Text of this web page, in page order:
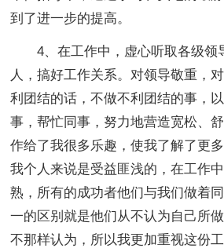
到了进一步的提高。
4、在工作中，虚心听取各级领
人，搞好工作关系。对领导敬重，
利团结的话，不做不利团结的事，
事，帮忙同事，努力地营造宽松、
作给了我很多乐趣，使我了解了更
我个人来说是受益匪浅的，在工作
熟，所有的成功者他们与我们做着
一的区别就是他们从不认为自己所
不那样认为，所以我更加重视这份工